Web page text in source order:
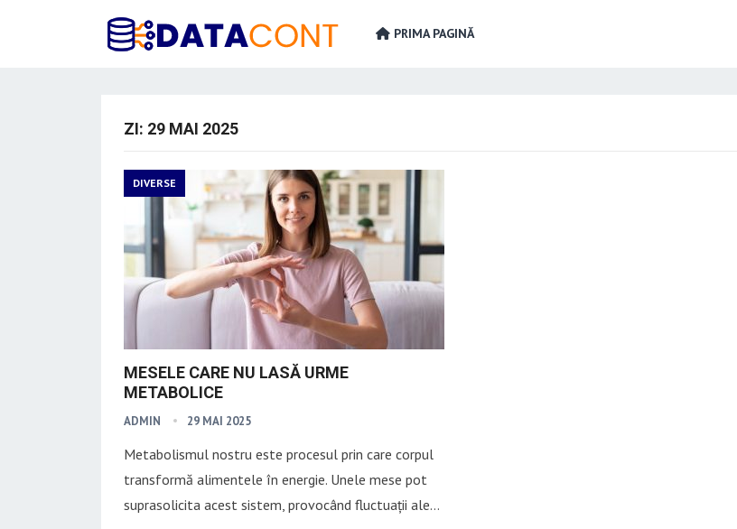
PRIMA PAGINĂ
ZI: 29 MAI 2025
DIVERSE
MESELE CARE NU LASĂ URME
METABOLICE
ADMIN 29 MAI 2025
Metabolismul nostru este procesul prin care corpul
transformă alimentele în energie. Unele mese pot
suprasolicita acest sistem, provocând fluctuații ale…